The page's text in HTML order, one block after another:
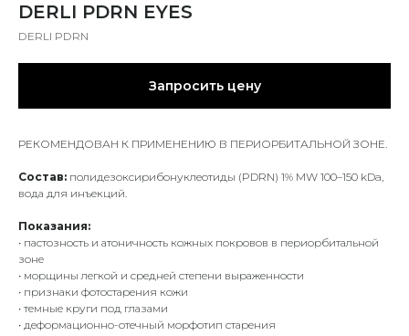
DERLI PDRN EYES
DERLI PDRN
Запросить цену
РЕКОМЕНДОВАН К ПРИМЕНЕНИЮ В ПЕРИОРБИТАЛЬНОЙ ЗОНЕ.
Состав: полидезоксирибонуклеотиды (PDRN) 1% MW 100–150 kDa,
вода для инъекций.
Показания:
• пастозность и атоничность кожных покровов в периорбитальной
зоне
• морщины легкой и средней степени выраженности
• признаки фотостарения кожи
• темные круги под глазами
• деформационно-отечный морфотип старения